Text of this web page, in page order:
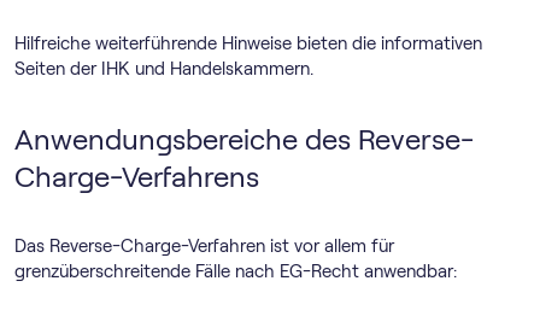
Hilfreiche weiterführende Hinweise bieten die informativen
Seiten der IHK und Handelskammern.
Anwendungsbereiche des Reverse-
Charge-Verfahrens
Das Reverse-Charge-Verfahren ist vor allem für
grenzüberschreitende Fälle nach EG-Recht anwendbar: